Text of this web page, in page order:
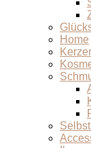
Home